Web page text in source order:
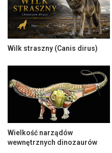
Wilk straszny (Canis dirus)
Wielkość narządów
wewnętrznych dinozaurów